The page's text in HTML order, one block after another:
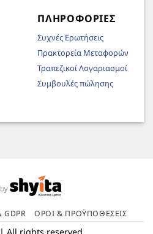
ΠΛΗΡΟΦΟΡΊΕΣ
Συχνές Ερωτήσεις
Πρακτορεία Μεταφορών
Τραπεζικοί Λογαριασμοί
Συμβουλές πώλησης
ΌΡΟΙ & ΠΡΟΫΠΟΘΈΣΕΙΣ